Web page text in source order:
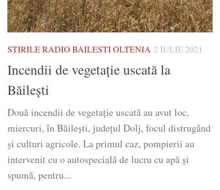
STIRILE RADIO BAILESTI OLTENIA 2 IULIE 2021
Incendii de vegetație uscată la
Băilești
Două incendii de vegetație uscată au avut loc,
miercuri, în Băilești, județul Dolj, focul distrugând
și culturi agricole. La primul caz, pompierii au
intervenit cu o autospecială de lucru cu apă şi
spumă, pentru...